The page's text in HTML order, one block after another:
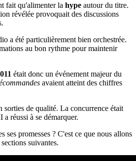
fait qu'alimenter la hype autour du titre.
révélée provoquait des discussions
a été particulièrement bien orchestrée.
au bon rythme pour maintenir
était donc un événement majeur du
avaient atteint des chiffres
sorties de qualité. La concurrence était
réussi à se démarquer.
ses promesses ? C'est ce que nous allons
suivantes.